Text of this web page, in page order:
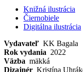
Knižná ilustrácia
Čiernobiele
Digitálna ilustrácia
Vydavateľ KK Bagala
Rok vydania 2022
Väzba mäkká
Dizajnér Kristína